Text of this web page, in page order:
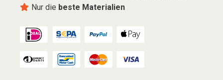
Nur die beste Materialien